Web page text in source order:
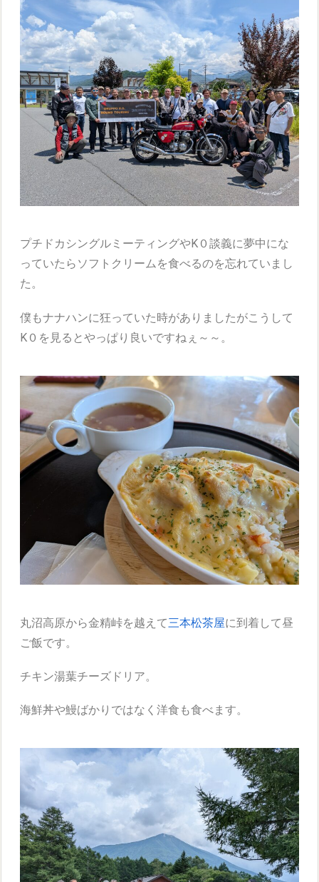
プチドカシングルミーティングやK０談義に夢中にな
っていたらソフトクリームを食べるのを忘れていまし
た。
僕もナナハンに狂っていた時がありましたがこうして
K０を見るとやっぱり良いですねぇ～～。
丸沼高原から金精峠を越えて三本松茶屋に到着して昼
ご飯です。
チキン湯葉チーズドリア。
海鮮丼や鰻ばかりではなく洋食も食べます。